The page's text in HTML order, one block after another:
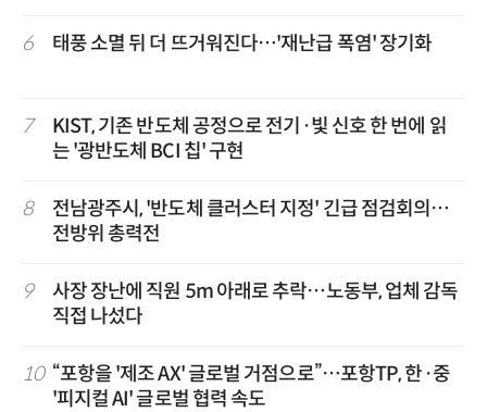
6 태풍 소멸 뒤 더 뜨거워진다…'재난급 폭염' 장기화
7
KIST, 기존 반도체 공정으로 전기·빛 신호 한 번에 읽
는 '광반도체 BCI 칩' 구현
8
전남광주시, '반도체 클러스터 지정' 긴급 점검회의…
전방위 총력전
9
사장 장난에 직원 5m 아래로 추락…노동부, 업체 감독
직접 나섰다
10 “포항을 '제조 AX' 글로벌 거점으로”…포항TP, 한·중
'피지컬 AI' 글로벌 협력 속도